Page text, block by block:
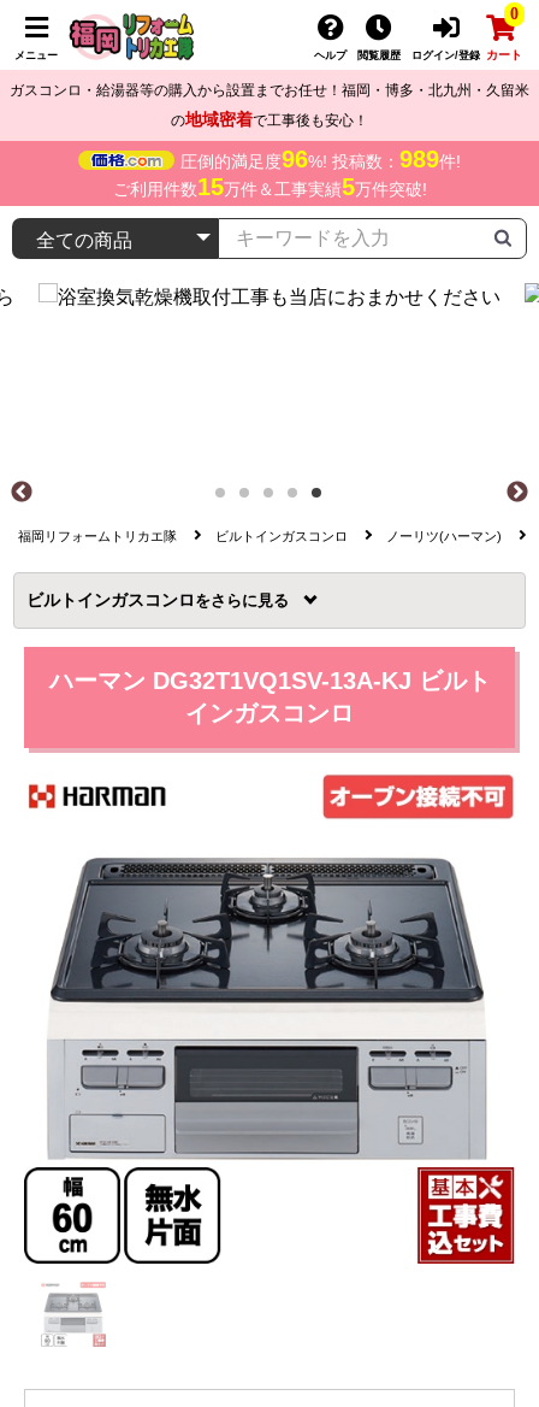
メニュー ヘルプ 閲覧履歴 ログイン/登録
0
カート
ガスコンロ・給湯器等の購入から設置までお任せ！福岡・博多・北九州・久留米
の地域密着で工事後も安心！
圧倒的満足度96%! 投稿数： 989件!
ご利用件数15万件＆工事実績5万件突破!
福岡リフォームトリカエ隊 ビルトインガスコンロ ノーリツ(ハーマン)
ビルトインガスコンロ を
ハーマン DG32T1VQ1SV-13A-KJ ビルト
インガスコンロ